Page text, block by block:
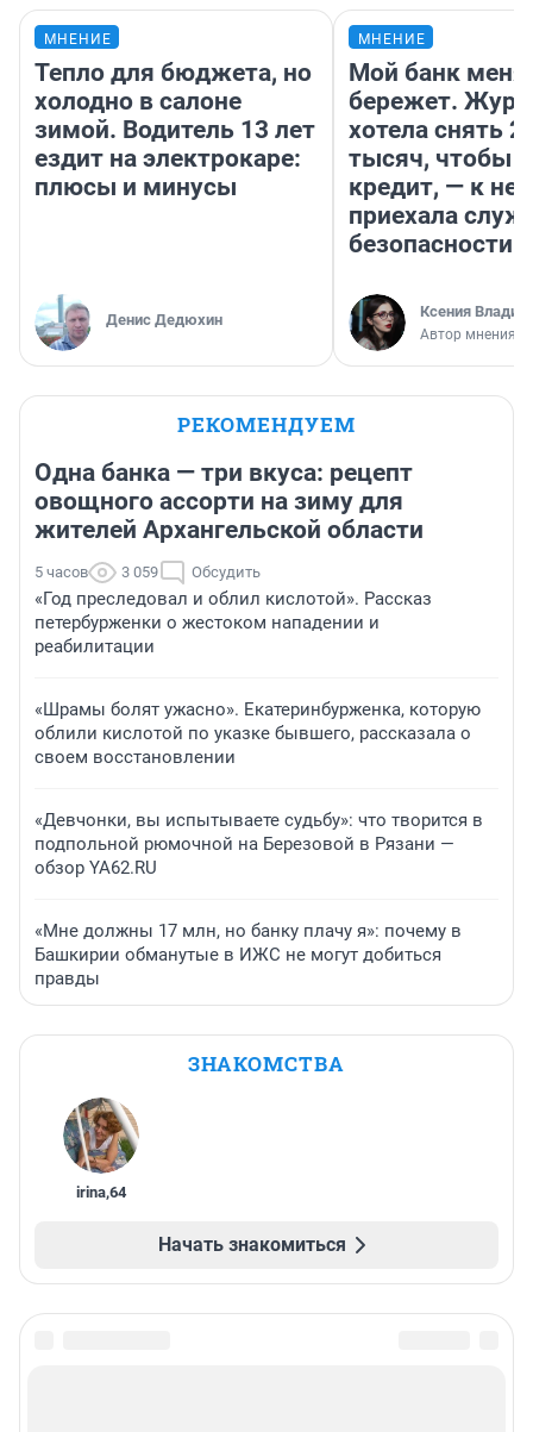
МНЕНИЕ
Тепло для бюджета, но
холодно в салоне
зимой. Водитель 13 лет
ездит на электрокаре:
плюсы и минусы
Денис Дедюхин
МНЕНИЕ
Мой банк меня
бережет.
хотела снять
тысяч, чтобы
кредит, — к
приехала
безопасности
Ксения
Автор мнения
РЕКОМЕНДУЕМ
Одна банка — три вкуса: рецепт
овощного ассорти на зиму для
жителей Архангельской области
5 часов 3 059 Обсудить
«Год преследовал и облил кислотой». Рассказ
петербурженки о жестоком нападении и
реабилитации
«Шрамы болят ужасно». Екатеринбурженка, которую
облили кислотой по указке бывшего, рассказала о
своем восстановлении
«Девчонки, вы испытываете судьбу»: что творится в
подпольной рюмочной на Березовой в Рязани —
обзор YA62.RU
«Мне должны 17 млн, но банку плачу я»: почему в
Башкирии обманутые в ИЖС не могут добиться
правды
ЗНАКОМСТВА
irina,64
Начать знакомиться